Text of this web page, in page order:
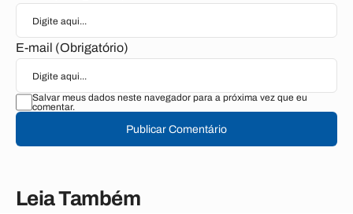
E-mail (Obrigatório)
Salvar meus dados neste navegador para a próxima vez que eu
comentar.
Publicar Comentário
Leia Também